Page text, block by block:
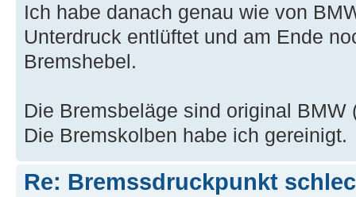
Ich habe danach genau wie von
Unterdruck entlüftet und am Ende
Bremshebel.
Die Bremsbeläge sind original BMW
Die Bremskolben habe ich gereinigt.
Re: Bremssdruckpunkt